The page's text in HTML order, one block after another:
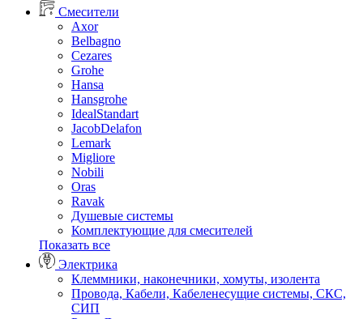
Смесители
Axor
Belbagno
Cezares
Grohe
Hansa
Hansgrohe
IdealStandart
JacobDelafon
Lemark
Migliore
Nobili
Oras
Ravak
Душевые системы
Комплектующие для смесителей
Показать все
Электрика
Клеммники, наконечники, хомуты, изолента
Провода, Кабели, Кабеленесущие системы, СКС,
СИП